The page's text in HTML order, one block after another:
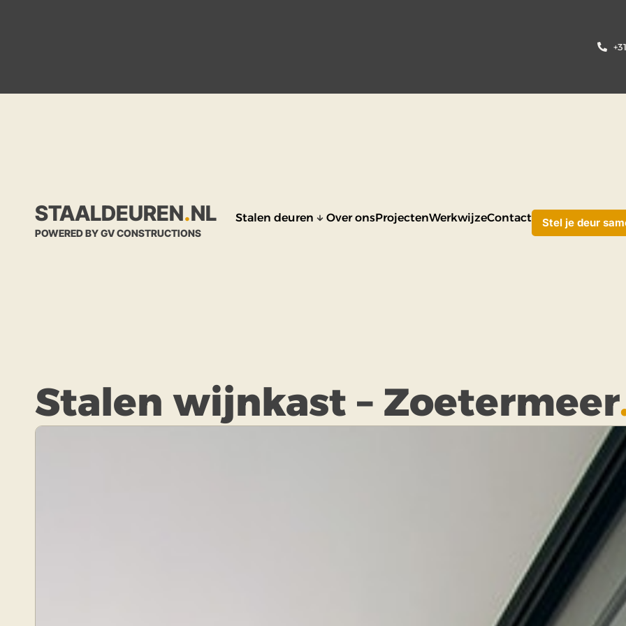
STAALDEUREN.NL
POWERED BY GV CONSTRUCTIONS
Stalen deuren Over onsProjectenWerkwijzeContact Stel je deur
Stalen wijnkast – Zoetermeer